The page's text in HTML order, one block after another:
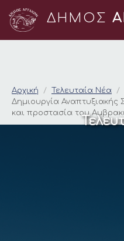
ΔΗΜΟΣ
Αρχική
Τελευταία Νέα
Δημιουργία Αναπτυξιακής
και προστασία του